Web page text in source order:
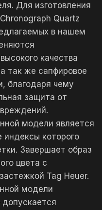
Для изготовления
Quartz
в нашем
качества
так же сапфировое
благодаря чему
защита от
модели является
индексы которого
Завершает образ
цвета с
Tag Heuer.
модели